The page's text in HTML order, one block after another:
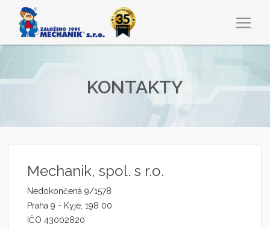
KONTAKTY
Mechanik, spol. s r.o.
Nedokončená 9/1578
Praha 9 - Kyje, 198 00
IČO 43002820